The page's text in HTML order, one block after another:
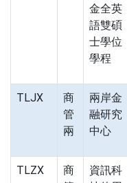
金全英
語雙碩
士學位
學程
TLJX
商
管
兩
兩岸金
融研究
中心
TLZX
商
資訊科